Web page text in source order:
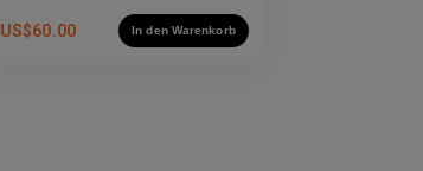
US$60.00 In den Warenkorb